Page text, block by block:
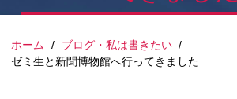
ホーム / ブログ・私は書きたい /
ゼミ生と新聞博物館へ行ってきました